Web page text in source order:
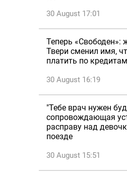
30 August 17:01
Теперь «Свободен»:
Твери сменил имя,
платить по кредитам
30 August 16:19
"Тебе врач нужен
сопровождающая
расправу над
поезде
30 August 15:51